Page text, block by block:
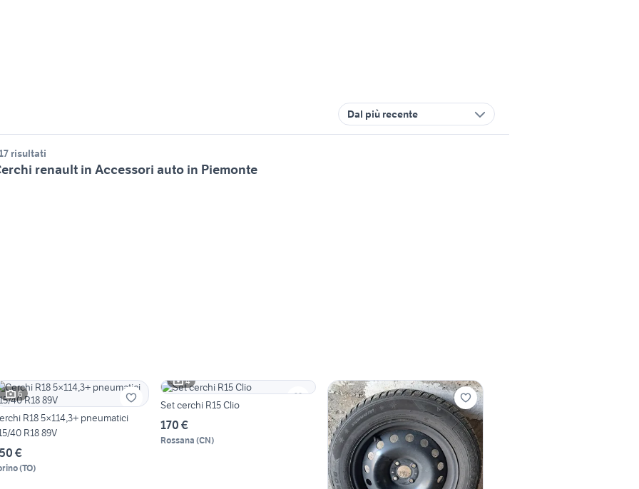
Dal più recente
risultati
renault in Accessori auto in Piemonte
6
R18 5×114,3+ pneumatici
40 R18 89V
€
(TO)
4
Set cerchi R15 Clio
170 €
Rossana (CN)